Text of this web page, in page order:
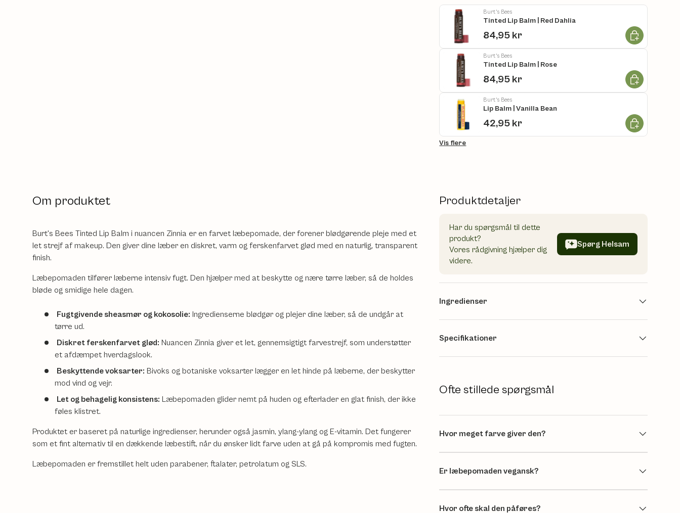
Burt's Bees
Tinted Lip Balm | Red Dahlia
84,95 kr Læg i kurv
Burt's Bees
Tinted Lip Balm | Rose
84,95 kr Læg i kurv
Burt's Bees
Lip Balm | Vanilla Bean
42,95 kr Læg i kurv
Vis flere
Om produktet
Burt's Bees Tinted Lip Balm i nuancen Zinnia er en farvet læbepomade, der forener blødgørende pleje med et
let strejf af makeup. Den giver dine læber en diskret, varm og ferskenfarvet glød med en naturlig, transparent
finish.
Læbepomaden tilfører læberne intensiv fugt. Den hjælper med at beskytte og nære tørre læber, så de holdes
bløde og smidige hele dagen.
Fugtgivende sheasmør og kokosolie: Ingredienserne blødgør og plejer dine læber, så de undgår at
tørre ud.
Diskret ferskenfarvet glød: Nuancen Zinnia giver et let, gennemsigtigt farvestrejf, som understøtter
et afdæmpet hverdagslook.
Beskyttende voksarter: Bivoks og botaniske voksarter lægger en let hinde på læberne, der beskytter
mod vind og vejr.
Let og behagelig konsistens: Læbepomaden glider nemt på huden og efterlader en glat finish, der ikke
føles klistret.
Produktet er baseret på naturlige ingredienser, herunder også jasmin, ylang-ylang og E-vitamin. Det fungerer
som et fint alternativ til en dækkende læbestift, når du ønsker lidt farve uden at gå på kompromis med fugten.
Læbepomaden er fremstillet helt uden parabener, ftalater, petrolatum og SLS.
Produktdetaljer
Har du spørgsmål til dette
produkt?
Vores rådgivning hjælper dig
videre.
Spørg Helsam
Ingredienser
Specifikationer
Ofte stillede spørgsmål
Hvor meget farve giver den?
Er læbepomaden vegansk?
Hvor ofte skal den påføres?